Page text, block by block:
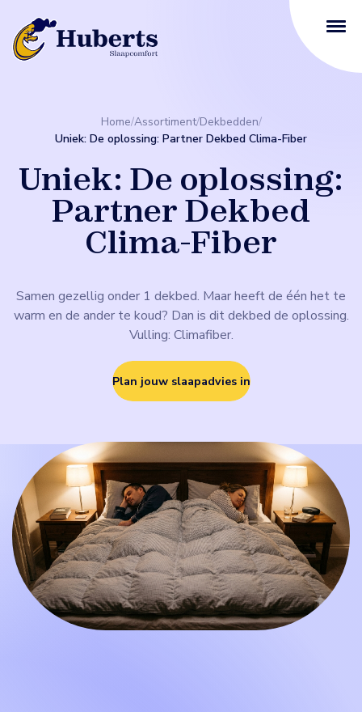
Home/Assortiment/Dekbedden/
Uniek: De oplossing: Partner Dekbed Clima-Fiber
Uniek: De oplossing:
Partner Dekbed
Clima-Fiber
Samen gezellig onder 1 dekbed. Maar heeft de één het te
warm en de ander te koud? Dan is dit dekbed de oplossing.
Vulling: Climafiber.
Plan jouw slaapadvies in